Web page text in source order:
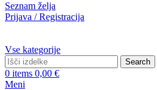
Seznam želja
Prijava / Registracija
Vse kategorije
Search
0 items 0,00 €
Meni